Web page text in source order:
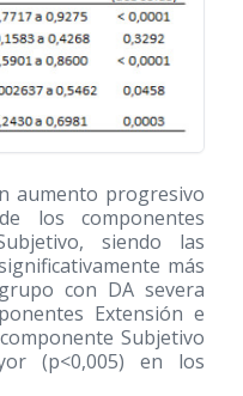
aumento progresivo
los componentes
siendo las
más
con DA severa
Extensión e
Subjetivo
(p<0,005) en los